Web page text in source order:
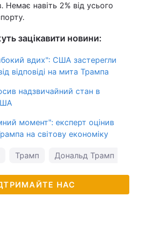
Немає навіть 2% від усього
зацікавити новини:
вдих": США застерегли
відповіді на мита Трампа
надзвичайний стан в
момент": експерт оцінив
на світову економіку
Трамп Дональд Трамп
НАС